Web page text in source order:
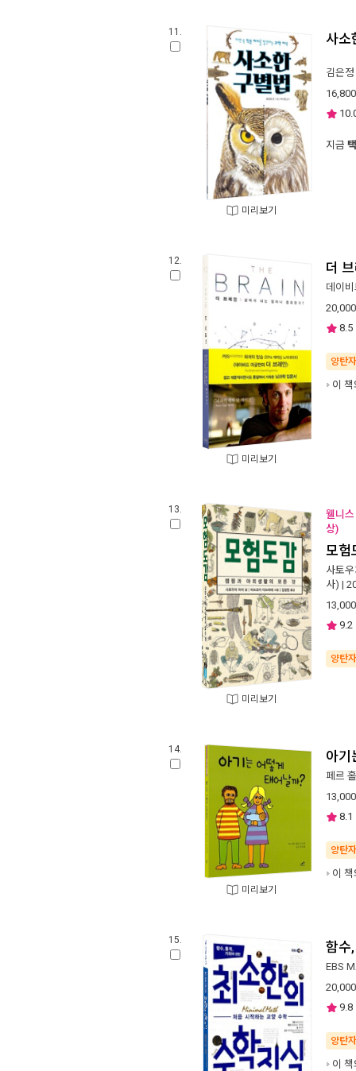
11.
미리보기
사소
김은정
16,800
지금
12.
미리보기
더
데이
20,000
8.5
양탄
이
13.
미리보기
웰니
상)
모험
사토
사) |
13,000
9.2
양탄
14.
미리보기
아기
페르
13,000
8.1
양탄
이
15. 함수
EBS
20,000
9.8
양탄
이